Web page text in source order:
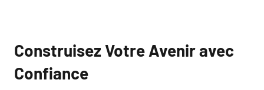
Construisez Votre Avenir avec
Confiance